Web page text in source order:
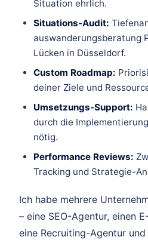
Situation ehrlich.
Situations-Audit:
auswanderungsberatung
Lücken in Düsseldorf.
Custom Roadmap:
deiner Ziele und
Umsetzungs-Support:
durch die
nötig.
Performance Reviews:
Tracking und Strategie-
Ich habe mehrere
– eine SEO-Agentur, einen
eine Recruiting-Agentur